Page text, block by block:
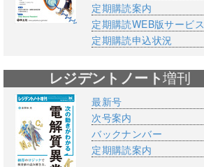
定期購読案内
定期購読WEB版サービス
定期購読申込状況
レジデントノート増刊
最新号
次号案内
バックナンバー
定期購読案内